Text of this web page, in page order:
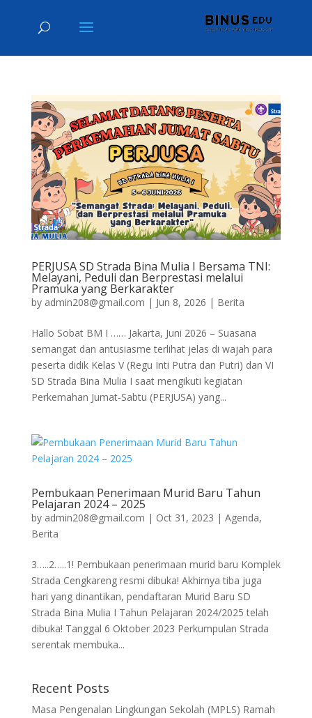
PERJUSA SD Strada Bina Mulia I Bersama TNI:
Melayani, Peduli dan Berprestasi melalui
Pramuka yang Berkarakter
by admin208@gmail.com | Jun 8, 2026 | Berita
Hallo Sobat BM I …… Jakarta, Juni 2026 – Suasana
semangat dan antusiasme terlihat jelas di wajah para
peserta didik Kelas V (Regu Inti Putra dan Putri) dan VI
SD Strada Bina Mulia I saat mengikuti kegiatan
Perkemahan Jumat-Sabtu (PERJUSA) yang...
Pembukaan Penerimaan Murid Baru Tahun
Pelajaran 2024 – 2025
by admin208@gmail.com | Oct 31, 2023 | Agenda,
Berita
3…..2…..1! Pembukaan penerimaan murid baru Komplek
Strada Cengkareng resmi dibuka! Akhirnya tiba juga
hari yang dinantikan, pendaftaran Murid Baru SD
Strada Bina Mulia I Tahun Pelajaran 2024/2025 telah
dibuka! Tanggal 6 Oktober 2023 Perkumpulan Strada
serentak membuka...
Recent Posts
Masa Pengenalan Lingkungan Sekolah (MPLS) Ramah